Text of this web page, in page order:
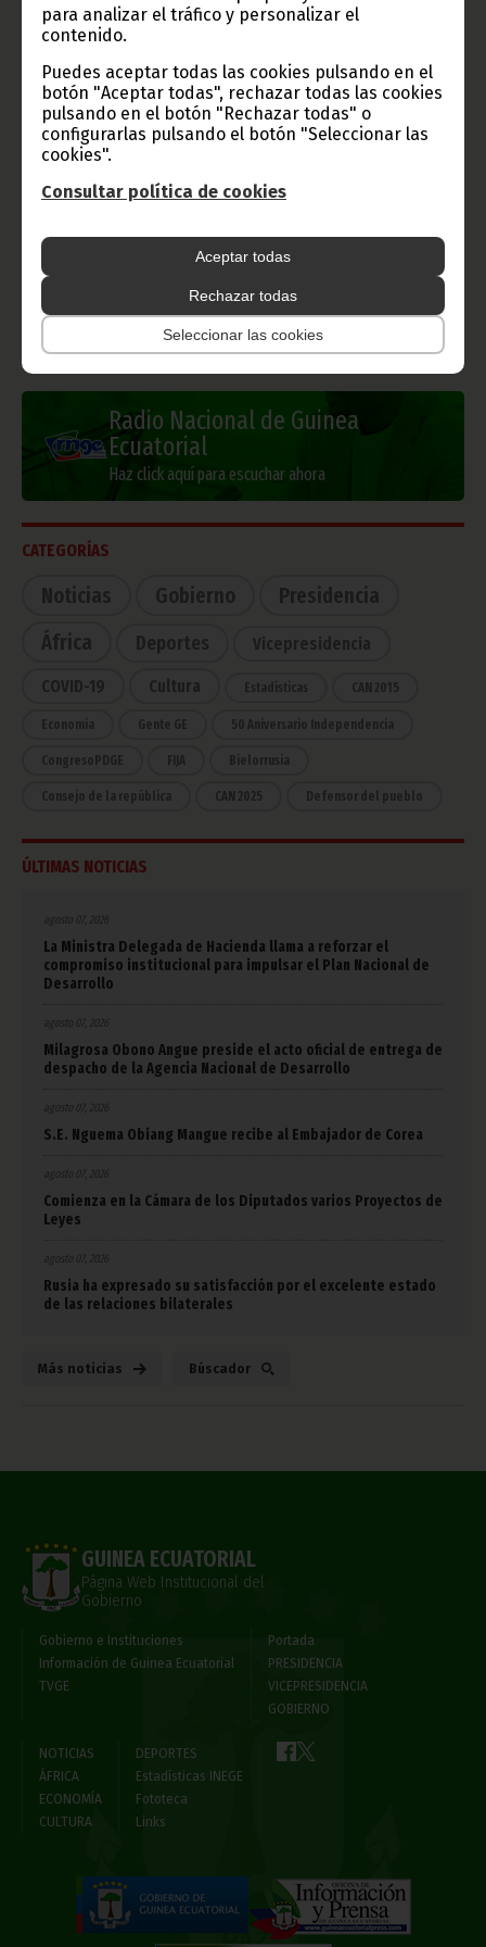
para analizar el tráfico y personalizar el
contenido.
Puedes aceptar todas las cookies pulsando en el
botón "Aceptar todas", rechazar todas las cookies
pulsando en el botón "Rechazar todas" o
configurarlas pulsando el botón "Seleccionar las
cookies".
Consultar política de cookies
Aceptar todas
Rechazar todas
Seleccionar las cookies
Gobierno e Instituciones
Información de Guinea Ecuatorial
TVGE
Radio Nacional de Guinea
Ecuatorial
Haz click aquí para escuchar ahora
CATEGORÍAS
Noticias Gobierno
Presidencia
África
Deportes Vicepresidencia
COVID-19 Cultura Estadísticas CAN 2015
Economía Gente GE 50 Aniversario Independencia
CongresoPDGE FIJA Bielorrusia
Consejo de la república CAN 2025 Defensor del pueblo
ÚLTIMAS NOTICIAS
agosto 07, 2026
La Ministra Delegada de Hacienda llama a reforzar el
compromiso institucional para impulsar el Plan Nacional de
Desarrollo
agosto 07, 2026
Milagrosa Obono Angue preside el acto oficial de entrega de
despacho de la Agencia Nacional de Desarrollo
agosto 07, 2026
S.E. Nguema Obiang Mangue recibe al Embajador de Corea
agosto 07, 2026
Comienza en la Cámara de los Diputados varios Proyectos de
Leyes
agosto 07, 2026
Rusia ha expresado su satisfacción por el excelente estado
de las relaciones bilaterales
Más noticias Búscador
GUINEA ECUATORIAL
Página Web Institucional del
Gobierno
Gobierno e Instituciones
Información de Guinea Ecuatorial
TVGE
Portada
PRESIDENCIA
VICEPRESIDENCIA
GOBIERNO
NOTICIAS
ÁFRICA
ECONOMÍA
CULTURA
DEPORTES
Estadísticas INEGE
Fototeca
Links